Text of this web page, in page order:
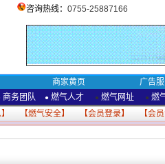
咨询热线： 0755-25887166
商家黄页 广告
商务团队 ● 燃气人才 ● 燃气网址 ● 燃
】 【燃气安全】 【会员登录】 【会